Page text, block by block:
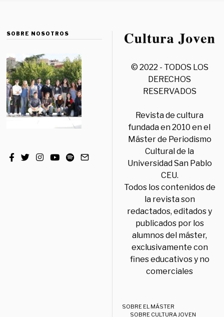
SOBRE NOSOTROS
© 2022 - TODOS LOS
DERECHOS
RESERVADOS
Revista de cultura
fundada en 2010 en el
Máster de Periodismo
Cultural de la
Universidad San Pablo
CEU.
Todos los contenidos de
la revista son
redactados, editados y
publicados por los
alumnos del máster,
exclusivamente con
fines educativos y no
comerciales
SOBRE EL MÁSTER
SOBRE CULTURA JOVEN